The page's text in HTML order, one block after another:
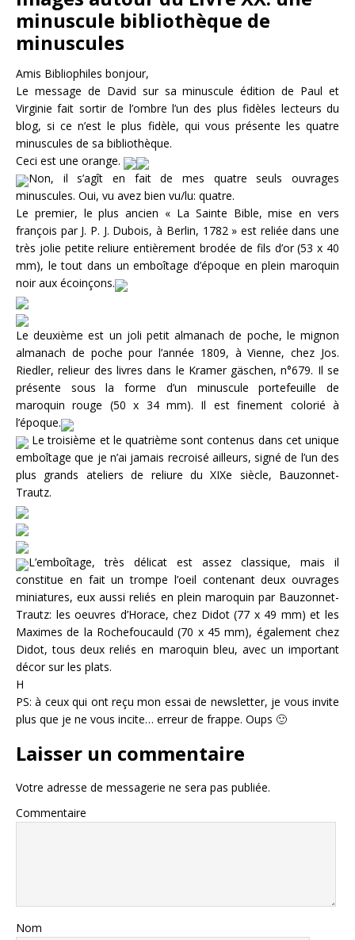
minuscule bibliothèque de
minuscules
Amis Bibliophiles bonjour,
Le message de David sur sa minuscule édition de Paul et
Virginie fait sortir de l’ombre l’un des plus fidèles lecteurs du
blog, si ce n’est le plus fidèle, qui vous présente les quatre
minuscules de sa bibliothèque.
Ceci est une orange.
Non, il s’agît en fait de mes quatre seuls ouvrages
minuscules. Oui, vu avez bien vu/lu: quatre.
Le premier, le plus ancien « La Sainte Bible, mise en vers
françois par J. P. J. Dubois, à Berlin, 1782 » est reliée dans une
très jolie petite reliure entièrement brodée de fils d’or (53 x 40
mm), le tout dans un emboîtage d’époque en plein maroquin
noir aux écoinçons.
Le deuxième est un joli petit almanach de poche, le mignon
almanach de poche pour l’année 1809, à Vienne, chez Jos.
Riedler, relieur des livres dans le Kramer gäschen, n°679. Il se
présente sous la forme d’un minuscule portefeuille de
maroquin rouge (50 x 34 mm). Il est finement colorié à
l’époque.
Le troisième et le quatrième sont contenus dans cet unique
emboîtage que je n’ai jamais recroisé ailleurs, signé de l’un des
plus grands ateliers de reliure du XIXe siècle, Bauzonnet-
Trautz.
L’emboîtage, très délicat est assez classique, mais il
constitue en fait un trompe l’oeil contenant deux ouvrages
miniatures, eux aussi reliés en plein maroquin par Bauzonnet-
Trautz: les oeuvres d’Horace, chez Didot (77 x 49 mm) et les
Maximes de la Rochefoucauld (70 x 45 mm), également chez
Didot, tous deux reliés en maroquin bleu, avec un important
décor sur les plats.
H
PS: à ceux qui ont reçu mon essai de newsletter, je vous invite
plus que je ne vous incite… erreur de frappe. Oups 🙂
Laisser un commentaire
Votre adresse de messagerie ne sera pas publiée.
Commentaire
Nom